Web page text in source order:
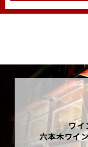
ワイ
六本木ワイ